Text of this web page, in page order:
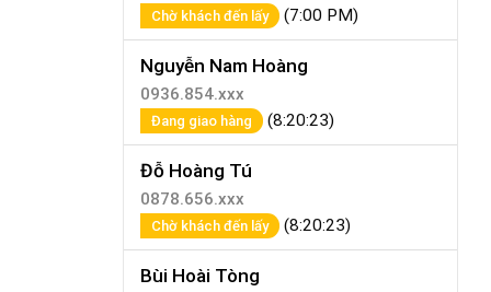
Chờ khách đến lấy (7:00 PM)
Nguyễn Nam Hoàng
0936.854.xxx
Đang giao hàng (8:20:23)
Đỗ Hoàng Tú
0878.656.xxx
Chờ khách đến lấy (8:20:23)
Bùi Hoài Tòng